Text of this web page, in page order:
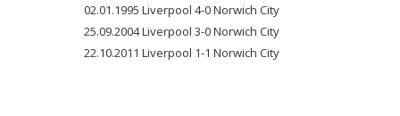
02.01.1995 Liverpool 4-0 Norwich City
25.09.2004 Liverpool 3-0 Norwich City
22.10.2011 Liverpool 1-1 Norwich City